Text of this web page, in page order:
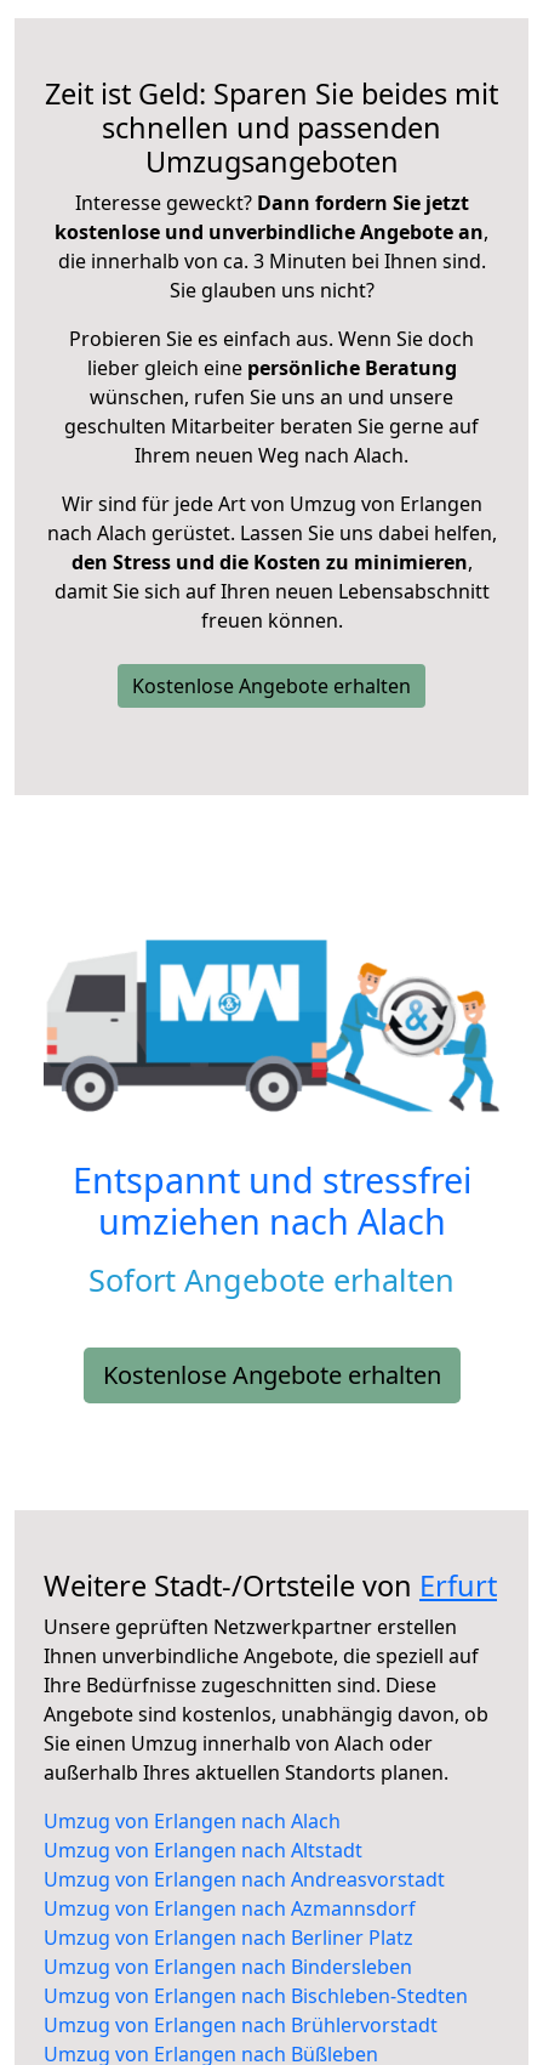
Zeit ist Geld: Sparen Sie beides mit
schnellen und passenden
Umzugsangeboten
Interesse geweckt? Dann fordern Sie jetzt
kostenlose und unverbindliche Angebote an,
die innerhalb von ca. 3 Minuten bei Ihnen sind.
Sie glauben uns nicht?
Probieren Sie es einfach aus. Wenn Sie doch
lieber gleich eine persönliche Beratung
wünschen, rufen Sie uns an und unsere
geschulten Mitarbeiter beraten Sie gerne auf
Ihrem neuen Weg nach Alach.
Wir sind für jede Art von Umzug von Erlangen
nach Alach gerüstet. Lassen Sie uns dabei helfen,
den Stress und die Kosten zu minimieren,
damit Sie sich auf Ihren neuen Lebensabschnitt
freuen können.
Kostenlose Angebote erhalten
Entspannt und stressfrei
umziehen nach Alach
Sofort Angebote erhalten
Kostenlose Angebote erhalten
Weitere Stadt-/Ortsteile von Erfurt
Unsere geprüften Netzwerkpartner erstellen
Ihnen unverbindliche Angebote, die speziell auf
Ihre Bedürfnisse zugeschnitten sind. Diese
Angebote sind kostenlos, unabhängig davon, ob
Sie einen Umzug innerhalb von Alach oder
außerhalb Ihres aktuellen Standorts planen.
Umzug von Erlangen nach Alach
Umzug von Erlangen nach Altstadt
Umzug von Erlangen nach Andreasvorstadt
Umzug von Erlangen nach Azmannsdorf
Umzug von Erlangen nach Berliner Platz
Umzug von Erlangen nach Bindersleben
Umzug von Erlangen nach Bischleben-Stedten
Umzug von Erlangen nach Brühlervorstadt
Umzug von Erlangen nach Büßleben